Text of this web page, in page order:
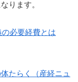
ります。
必要経費とは
たらく（産経ニュ